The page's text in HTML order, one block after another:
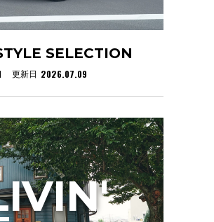
SELECTION
更新日 2026.07.09
IVIN'